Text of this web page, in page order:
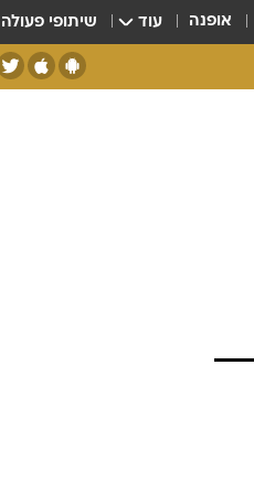
אופנה עוד שיתופי פעולה